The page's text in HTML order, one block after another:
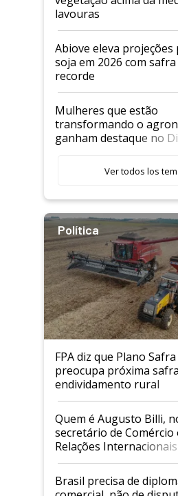
lavouras
Abiove eleva projeções
soja em 2026 com safra
recorde
Mulheres que estão
transformando o
ganham destaque no
Ver todos los
Política
FPA diz que Plano
preocupa próxima
endividamento rural
Quem é Augusto Billi,
secretário de Comércio
Relações Internacionais
Mapa
Brasil precisa de